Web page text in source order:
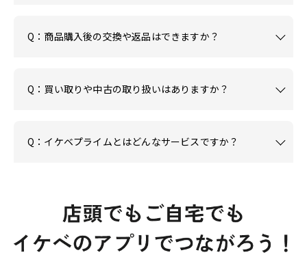
Q：商品購入後の交換や返品はできますか？
Q：買い取りや中古の取り扱いはありますか？
Q：イケベプライムとはどんなサービスですか？